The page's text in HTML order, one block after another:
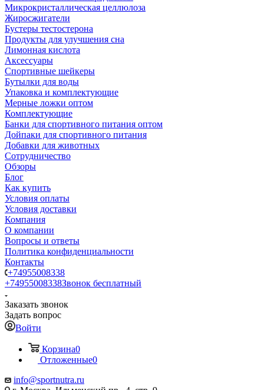
Микрокристаллическая целлюлоза
Жиросжигатели
Бустеры тестостерона
Продукты для улучшения сна
Лимонная кислота
Аксессуары
Спортивные шейкеры
Бутылки для воды
Упаковка и комплектующие
Мерные ложки оптом
Комплектующие
Банки для спортивного питания оптом
Дойпаки для спортивного питания
Добавки для животных
Сотрудничество
Обзоры
Блог
Как купить
Условия оплаты
Условия доставки
Компания
О компании
Вопросы и ответы
Политика конфиденциальности
Контакты
+74955008338
+74955008338Звонок бесплатный
Заказать звонок
Задать вопрос
Войти
Корзина0
Отложенные0
info@sportnutra.ru